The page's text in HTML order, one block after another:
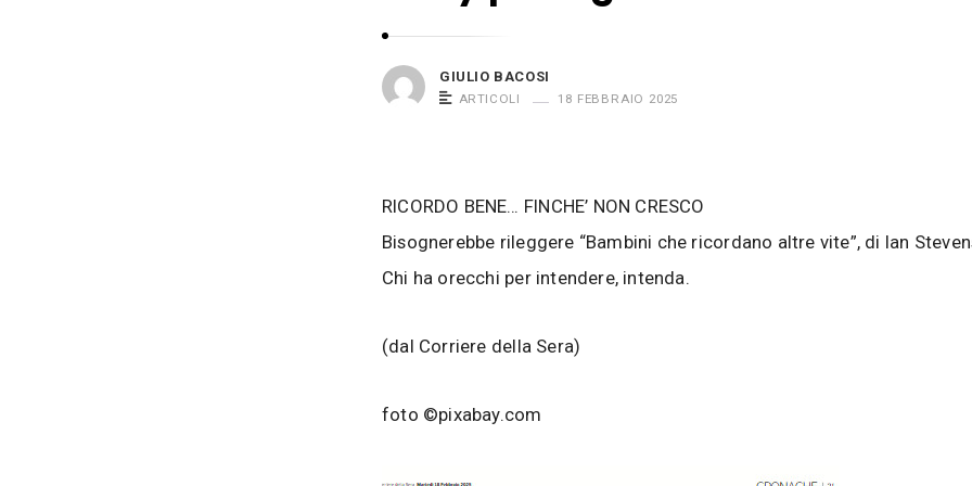
GIULIO BACOSI
ARTICOLI 18 FEBBRAIO 2025
RICORDO BENE… FINCHE’ NON CRESCO
Bisognerebbe rileggere “Bambini che ricordano altre vite”, di Ian
Chi ha orecchi per intendere, intenda.
(dal Corriere della Sera)
foto ©pixabay.com